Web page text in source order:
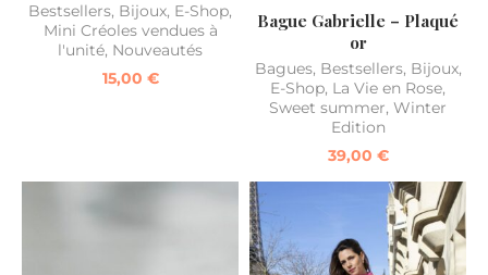
Bestsellers, Bijoux, E-Shop,
Mini Créoles vendues à
l'unité, Nouveautés
15,00 €
Bague Gabrielle – Plaqué
or
Bagues, Bestsellers, Bijoux,
E-Shop, La Vie en Rose,
Sweet summer, Winter
Edition
39,00 €